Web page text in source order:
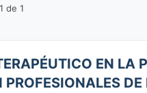
de 1
EN LA
DE